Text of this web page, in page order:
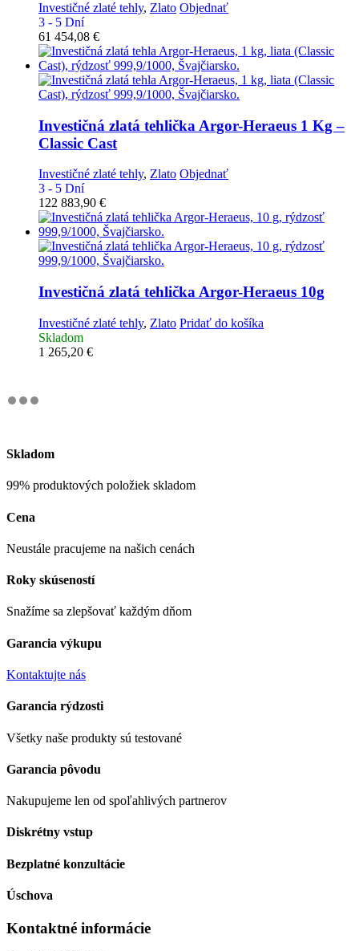
Investičné zlaté tehly, Zlato Objednať
3 - 5 Dní
61 454,08 €
Investičná zlatá tehlička Argor-Heraeus 1 Kg –
Classic Cast
Investičné zlaté tehly, Zlato Objednať
3 - 5 Dní
122 883,90 €
Investičná zlatá tehlička Argor-Heraeus 10g
Investičné zlaté tehly, Zlato Pridať do košíka
Skladom
1 265,20 €
Skladom
99% produktových položiek skladom
Cena
Neustále pracujeme na našich cenách
Roky skúseností
Snažíme sa zlepšovať každým dňom
Garancia výkupu
Kontaktujte nás
Garancia rýdzosti
Všetky naše produkty sú testované
Garancia pôvodu
Nakupujeme len od spoľahlivých partnerov
Diskrétny vstup
Bezplatné konzultácie
Úschova
Kontaktné informácie